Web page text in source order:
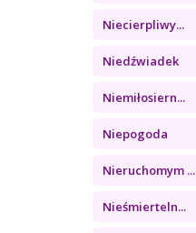
Niecierpliwy...
Niedźwiadek
Niemiłosiern...
Niepogoda
Nieruchomym ...
Nieśmierteln...